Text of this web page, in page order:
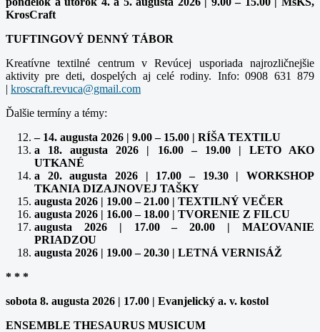
KrosCraft
TUFTINGOVÝ DENNÝ TÁBOR
Kreatívne textilné centrum v Revúcej usporiada najrozličnejšie
aktivity pre deti, dospelých aj celé rodiny. Info: 0908 631 879
|
Ďalšie termíny a témy:
– 14. augusta 2026 | 9.00 – 15.00 | RÍŠA TEXTILU
a 18. augusta 2026 | 16.00 – 19.00 | LETO AKO
UTKANÉ
a 20. augusta 2026 | 17.00 – 19.30 | WORKSHOP
TKANIA DIZAJNOVEJ TAŠKY
augusta 2026 | 19.00 – 21.00 | TEXTILNÝ VEČER
augusta 2026 | 16.00 – 18.00 | TVORENIE Z FILCU
augusta 2026 | 17.00 – 20.00 | MAĽOVANIE
PRIADZOU
augusta 2026 | 19.00 – 20.30 | LETNÁ VERNISÁŽ
* * *
sobota 8. augusta 2026 | 17.00 | Evanjelický a. v. kostol
ENSEMBLE THESAURUS MUSICUM